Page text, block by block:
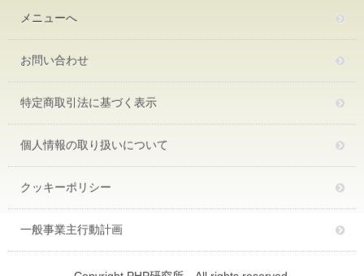
メニューへ
お問い合わせ
特定商取引法に基づく表示
個人情報の取り扱いについて
クッキーポリシー
一般事業主行動計画